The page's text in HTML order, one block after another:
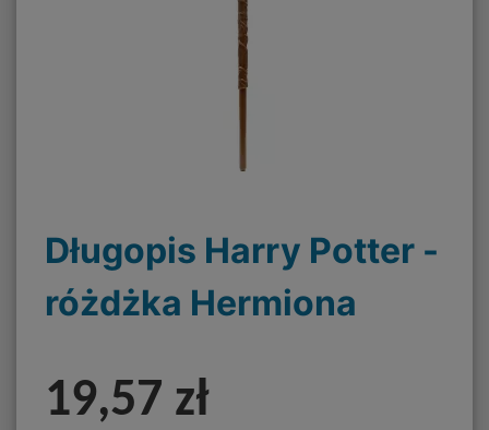
Długopis Harry Potter -
różdżka Hermiona
19,57 zł